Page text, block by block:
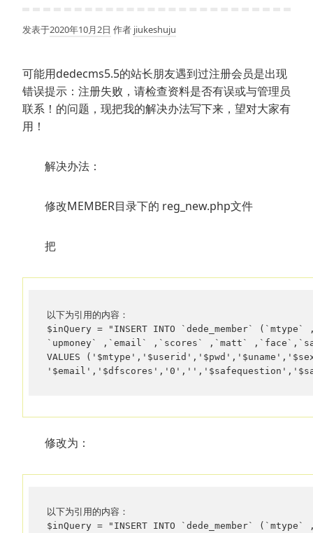
发表于2020年10月2日 作者 jiukeshuju
可能用dedecms5.5的站长朋友遇到过注册会员是出现
错误提示：注册失败，请检查资料是否有误或与管理员
联系！的问题，现把我的解决办法写下来，望对大家有
用！
解决办法：
修改MEMBER目录下的 reg_new.php文件
把
以下为引用的内容：
$inQuery = "INSERT INTO `dede_member`
`upmoney` ,`email` ,`scores` ,`matt`
VALUES
修改为：
以下为引用的内容：
$inQuery = "INSERT INTO `dede_member`